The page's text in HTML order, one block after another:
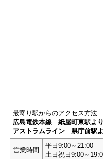
最寄り駅からのアクセス方法
広島電鉄本線 紙屋町東駅よ
アストラムライン 県庁前駅
営業時間
平日9:00～21:00
土日祝日9:00～